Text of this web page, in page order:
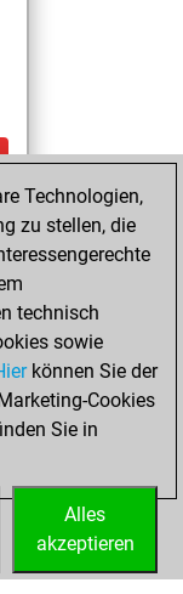
Technologien,
zu stellen, die
technisch
sowie
können Sie der
Cookies
Sie in
Alles
akzeptieren